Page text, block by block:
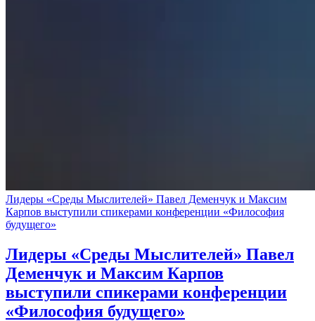
Лидеры «Среды Мыслителей» Павел Деменчук и Максим
Карпов выступили спикерами конференции «Философия
будущего»
Лидеры «Среды Мыслителей» Павел
Деменчук и Максим Карпов
выступили спикерами конференции
«Философия будущего»